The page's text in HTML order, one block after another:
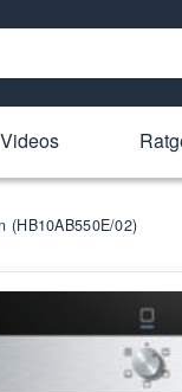
Videos
(HB10AB550E/02)